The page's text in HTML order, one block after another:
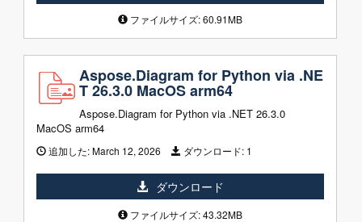
ファイルサイズ: 60.91MB
Aspose.Diagram for Python via .NE
T 26.3.0 MacOS arm64
Aspose.Diagram for Python via .NET 26.3.0
MacOS arm64
追加した:March 12, 2026 ダウンロード: 1
ダウンロード
ファイルサイズ: 43.32MB